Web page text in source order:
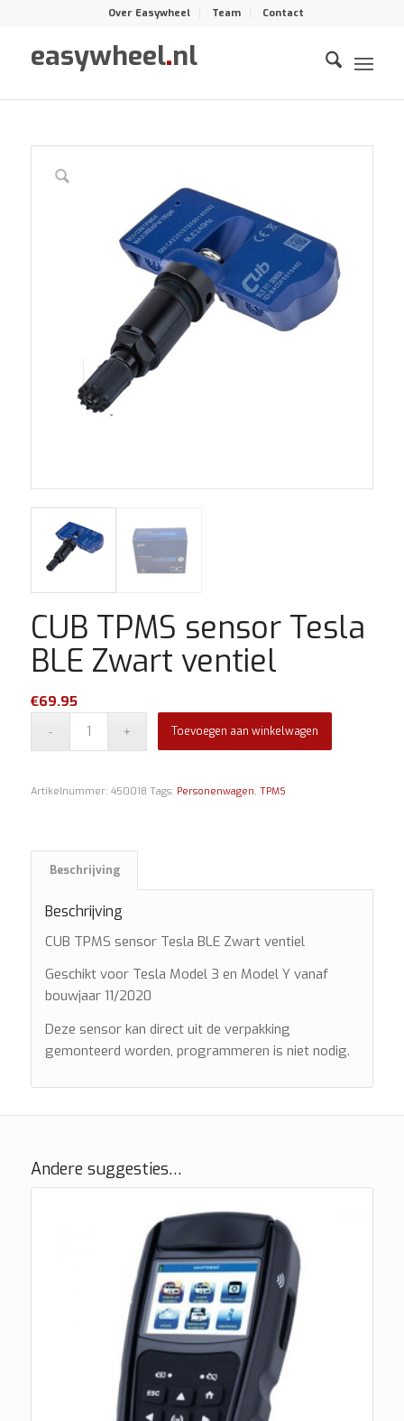
Over Easywheel Team Contact
easywheel.nl
CUB TPMS sensor Tesla
BLE Zwart ventiel
€69.95
Toevoegen aan winkelwagen
Artikelnummer: 450018 Tags: Personenwagen, TPMS
Beschrijving
Beschrijving
CUB TPMS sensor Tesla BLE Zwart ventiel
Geschikt voor Tesla Model 3 en Model Y vanaf
bouwjaar 11/2020
Deze sensor kan direct uit de verpakking
gemonteerd worden, programmeren is niet nodig.
Andere suggesties…